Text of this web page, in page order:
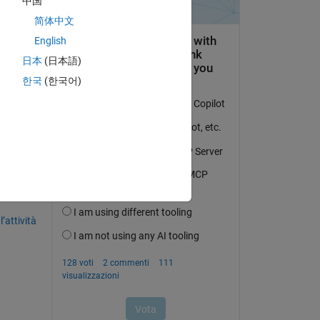
简体中文
English
日本 (日本語)
한국 (한국어)